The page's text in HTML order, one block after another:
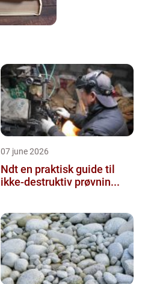
07 june 2026
Ndt en praktisk guide til
ikke-destruktiv prøvnin...